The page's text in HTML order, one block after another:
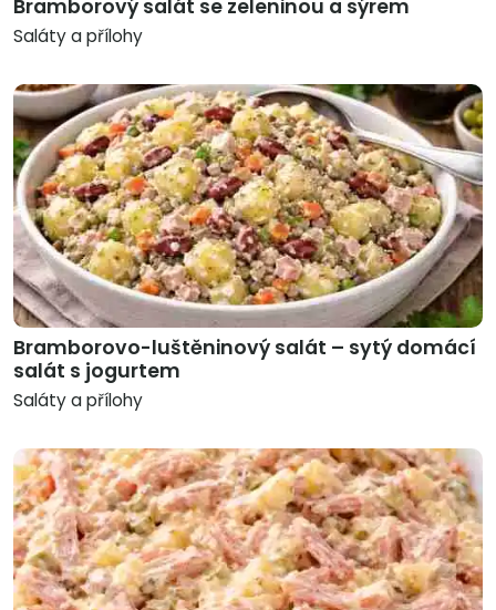
Bramborový salát se zeleninou a sýrem
Saláty a přílohy
Bramborovo-luštěninový salát – sytý domácí
salát s jogurtem
Saláty a přílohy